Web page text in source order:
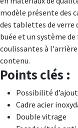
modèle présente des
des tablettes de verre
buée et un système
coulissantes à
contenu.
Points clés :
Possibilité
Cadre acier
Double vitrage